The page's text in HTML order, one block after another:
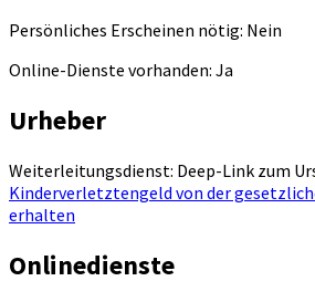
Persönliches Erscheinen nötig: Nein
Online-Dienste vorhanden: Ja
Urheber
Weiterleitungsdienst: Deep-Link zum
Kinderverletztengeld von der
erhalten
Onlinedienste